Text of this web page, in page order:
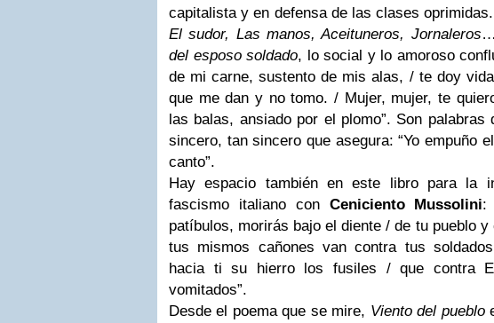
capitalista y en defensa de las clases
El sudor, Las manos, Aceituneros, Jornaleros…
del esposo soldado, lo social y lo amoroso
de mi carne, sustento de mis alas, / te doy
que me dan y no tomo. / Mujer, mujer, te
las balas, ansiado por el plomo”. Son palabras
sincero, tan sincero que asegura: “Yo empuño
canto”.
Hay espacio también en este libro para la
fascismo italiano con Ceniciento Mussolini:
patíbulos, morirás bajo el diente / de tu pueblo y
tus mismos cañones van contra tus
hacia ti su hierro los fusiles / que contra
vomitados”.
Desde el poema que se mire, Viento del pueblo